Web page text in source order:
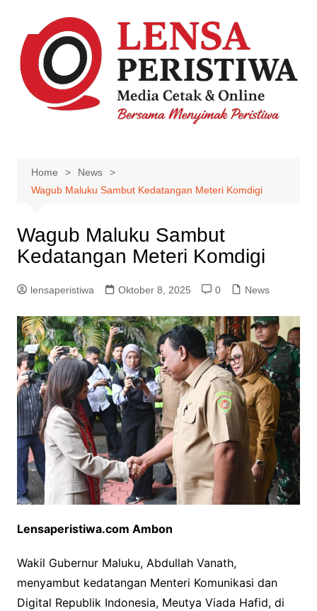
content
Home
News
Wagub Maluku Sambut Kedatangan Meteri Komdigi
Wagub Maluku Sambut
Kedatangan Meteri Komdigi
lensaperistiwa Oktober 8, 2025 0 News
Lensaperistiwa.com Ambon
Wakil Gubernur Maluku, Abdullah Vanath,
menyambut kedatangan Menteri Komunikasi dan
Digital Republik Indonesia, Meutya Viada Hafid, di